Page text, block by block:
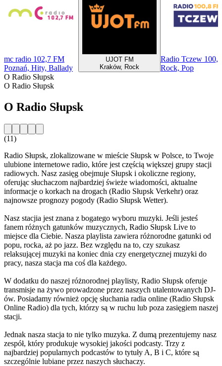
mc radio 102,7 FM
Poznań, Hity, Ballady
UJOT FM
Kraków, Rock
Radio Tczew
Rock, Pop
O Radio Słupsk
O Radio Słupsk
O Radio Słupsk
(11)
Radio Słupsk, zlokalizowane w mieście Słupsk w Polsce, to Twoje
ulubione internetowe radio, które jest częścią większej grupy stacji
radiowych. Nasz zasięg obejmuje Słupsk i okoliczne regiony,
oferując słuchaczom najbardziej świeże wiadomości, aktualne
informacje o korkach na drogach (Radio Słupsk Verkehr) oraz
najnowsze prognozy pogody (Radio Słupsk Wetter).
Nasz stacjia jest znana z bogatego wyboru muzyki. Jeśli jesteś
fanem różnych gatunków muzycznych, Radio Słupsk Live to
miejsce dla Ciebie. Nasza playlista zawiera różnorodne gatunki od
popu, rocka, aż po jazz. Bez względu na to, czy szukasz
relaksującej muzyki na koniec dnia czy energetycznej muzyki do
pracy, nasza stacja ma coś dla każdego.
W dodatku do naszej różnorodnej playlisty, Radio Słupsk oferuje
transmisje na żywo prowadzone przez naszych utalentowanych DJ-
ów. Posiadamy również opcję słuchania radia online (Radio Słupsk
Online Radio) dla tych, którzy są w ruchu lub poza zasięgiem naszej
stacji.
Jednak nasza stacja to nie tylko muzyka. Z dumą prezentujemy nasz
zespół, który produkuje wysokiej jakości podcasty. Trzy z
najbardziej popularnych podcastów to tytuły A, B i C, które są
szczególnie lubiane przez naszych słuchaczy.